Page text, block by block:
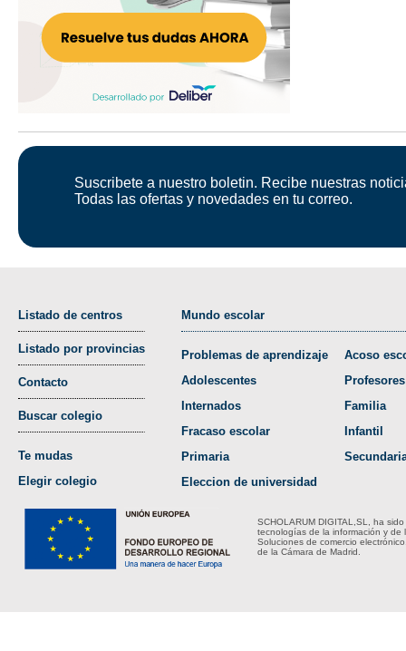
Suscribete a nuestro boletin. Recibe nuestras
Todas las ofertas y novedades en tu correo.
Listado de centros
Listado por provincias
Contacto
Buscar colegio
Te mudas
Elegir colegio
Mundo escolar
Problemas de aprendizaje
Adolescentes
Internados
Fracaso escolar
Primaria
Eleccion de universidad
Acoso
Profesores
Familia
Infantil
SCHOLARUM DIGITAL,SL, ha
tecnologías de la información y de
Soluciones de comercio
de la Cámara de Madrid.